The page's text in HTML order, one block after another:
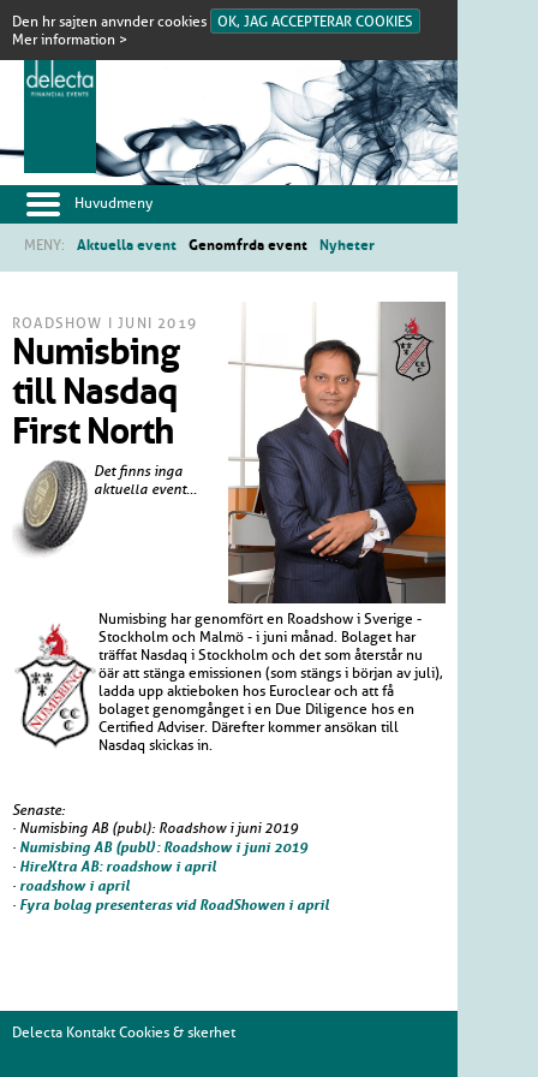
Den hr sajten anvnder cookies OK, JAG ACCEPTERAR COOKIES
Mer information >
Huvudmeny
MENY: Aktuella event Genomfrda event Nyheter
ROADSHOW I JUNI 2019
Numisbing
till Nasdaq
First North
Det finns inga
aktuella event...
Numisbing har genomfört en Roadshow i Sverige -
Stockholm och Malmö - i juni månad. Bolaget har
träffat Nasdaq i Stockholm och det som återstår nu
öär att stänga emissionen (som stängs i början av juli),
ladda upp aktieboken hos Euroclear och att få
bolaget genomgånget i en Due Diligence hos en
Certified Adviser. Därefter kommer ansökan till
Nasdaq skickas in.
Senaste:
· Numisbing AB (publ): Roadshow i juni 2019
· Numisbing AB (publ): Roadshow i juni 2019
· HireXtra AB: roadshow i april
· roadshow i april
· Fyra bolag presenteras vid RoadShowen i april
Delecta Kontakt Cookies & skerhet